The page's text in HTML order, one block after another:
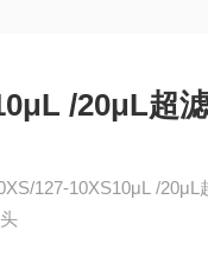
/20μL超
沃森 125-10XS/127-10XS10μL /